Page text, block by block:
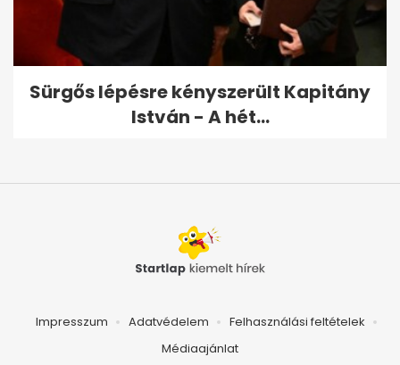
Sürgős lépésre kényszerült Kapitány
István - A hét...
Impresszum Adatvédelem
Felhasználási feltételek
Médiaajánlat